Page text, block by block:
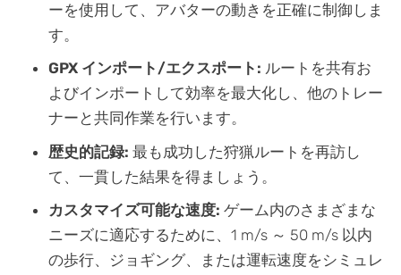
ーを使用して、アバターの動きを正確に制御しま
す。
GPX インポート/エクスポート: ルートを共有お
よびインポートして効率を最大化し、他のトレー
ナーと共同作業を行います。
歴史的記録: 最も成功した狩猟ルートを再訪し
て、一貫した結果を得ましょう。
カスタマイズ可能な速度: ゲーム内のさまざまな
ニーズに適応するために、1 m/s ～ 50 m/s 以内
の歩行、ジョギング、または運転速度をシミュレ